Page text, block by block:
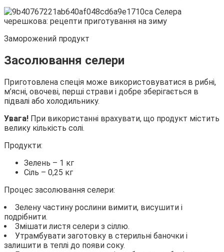
Заморожений продукт
Засолювання селери
Приготовлена спеція може використовуватися в рибні,
м’ясні, овочеві, перші страви і добре зберігається в
підвалі або холодильнику.
Увага! При використанні врахувати, що продукт містить
велику кількість солі.
Продукти:
Зелень – 1 кг
Сіль – 0,25 кг
Процес засолювання селери:
Зелену частину рослини вимити, висушити і
подрібнити.
Змішати листя селери з сіллю.
Утрамбувати заготовку в стерильні баночки і
залишити в теплі до появи соку.